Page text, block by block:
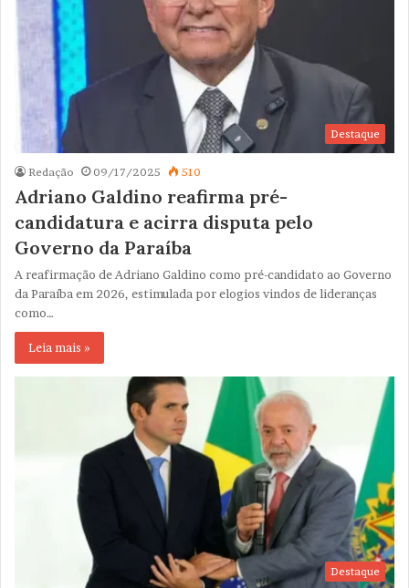
Destaque
Redação 09/17/2025 510
Adriano Galdino reafirma pré-
candidatura e acirra disputa pelo
Governo da Paraíba
A reafirmação de Adriano Galdino como pré-candidato ao Governo
da Paraíba em 2026, estimulada por elogios vindos de lideranças
como…
Leia mais »
Destaque